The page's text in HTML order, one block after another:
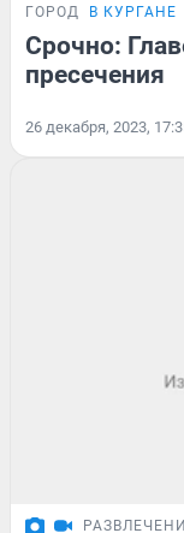
ГОРОД В КУРГАНЕ
Срочно:
пресечения
26 декабря, 2023,